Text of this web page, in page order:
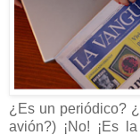
¿Es un periódico?
avión?) ¡No! ¡Es